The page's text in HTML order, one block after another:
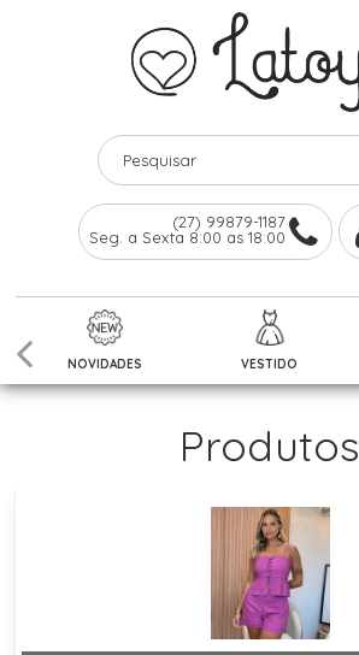
(27) 99879-1187
Seg. a Sexta 8:00 as 18:00
NOVIDADES VESTIDO
Produtos